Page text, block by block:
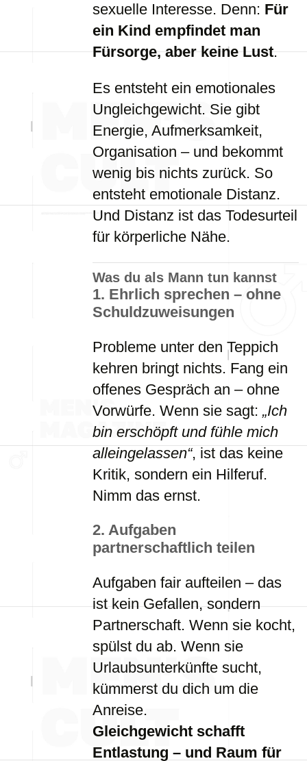
sexuelle Interesse. Denn: Für
ein Kind empfindet man
Fürsorge, aber keine Lust.
Es entsteht ein emotionales
Ungleichgewicht. Sie gibt
Energie, Aufmerksamkeit,
Organisation – und bekommt
wenig bis nichts zurück. So
entsteht emotionale Distanz.
Und Distanz ist das Todesurteil
für körperliche Nähe.
Was du als Mann tun kannst
1. Ehrlich sprechen – ohne
Schuldzuweisungen
Probleme unter den Teppich
kehren bringt nichts. Fang ein
offenes Gespräch an – ohne
Vorwürfe. Wenn sie sagt: „Ich
bin erschöpft und fühle mich
alleingelassen“, ist das keine
Kritik, sondern ein Hilferuf.
Nimm das ernst.
2. Aufgaben
partnerschaftlich teilen
Aufgaben fair aufteilen – das
ist kein Gefallen, sondern
Partnerschaft. Wenn sie kocht,
spülst du ab. Wenn sie
Urlaubsunterkünfte sucht,
kümmerst du dich um die
Anreise.
Gleichgewicht schafft
Entlastung – und Raum für